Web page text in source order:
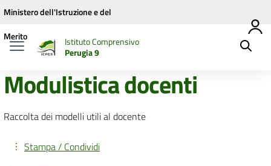
Vai ai contenuti
Vai al menu di navigazione
Vai al footer
Ministero dell'Istruzione e del
Merito
Istituto Comprensivo
Perugia 9
Modulistica docenti
Raccolta dei modelli utili al docente
Stampa / Condividi